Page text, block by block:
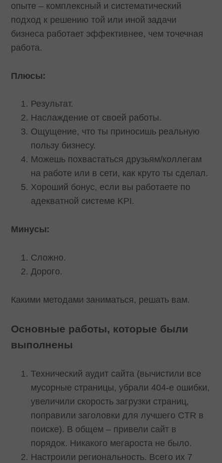
опыте – комплексный и систематический
подход к решению той или иной задачи
бизнеса работает эффективнее, чем точечная
работа.
Плюсы:
Результат.
Наслаждение от своей работы.
Ощущение, что ты приносишь реальную
пользу бизнесу.
Можешь похвастаться друзьям/коллегам
на работе или в сети, как круто ты сделал.
Хороший бонус, если вы работаете по
адекватной системе KPI.
Минусы:
Сложно.
Дорого.
Какими методами заниматься, решать вам.
Основные работы, которые были
выполнены
Технический аудит сайта (вычистили все
мусорные страницы, убрали 404-е ошибки,
увеличили скорость загрузки страниц,
поправили заголовки для лучшего CTR в
поиске). В общем – привели сайт в
порядок. Никакого мегароста не было.
Настроили региональность. Всего их 7